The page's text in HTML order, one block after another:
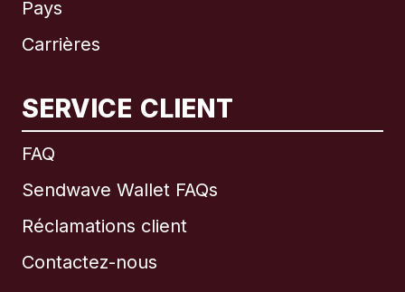
Pays
Carrières
SERVICE CLIENT
FAQ
Sendwave Wallet FAQs
Réclamations client
Contactez-nous
International English